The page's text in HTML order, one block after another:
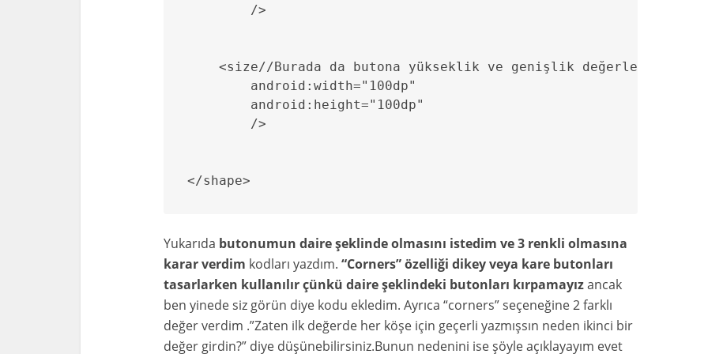
        />
<size//Burada da butona yükseklik ve genişlik değerleri
        android:width="100dp"
        android:height="100dp"
        />
</shape>
Yukarıda butonumun daire şeklinde olmasını istedim ve 3 renkli olmasına
karar verdim kodları yazdım. “Corners” özelliği dikey veya kare butonları
tasarlarken kullanılır çünkü daire şeklindeki butonları kırpamayızancak
ben yinede siz görün diye kodu ekledim. Ayrıca “corners” seçeneğine 2 farklı
değer verdim .”Zaten ilk değerde her köşe için geçerli yazmışsın neden ikinci bir
değer girdin?” diye düşünebilirsiniz.Bunun nedenini ise şöyle açıklayayım evet